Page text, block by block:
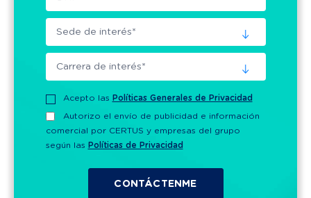
Acepto las Políticas Generales de Privacidad
Autorizo el envío de publicidad e información
comercial por CERTUS y empresas del grupo
según las Políticas de Privacidad